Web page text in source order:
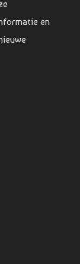
en